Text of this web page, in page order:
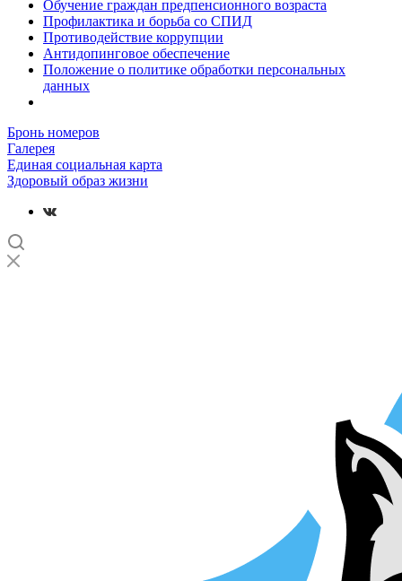
Обучение граждан предпенсионного возраста
Профилактика и борьба со СПИД
Противодействие коррупции
Антидопинговое обеспечение
Положение о политике обработки персональных
данных
Бронь номеров
Галерея
Единая социальная карта
Здоровый образ жизни